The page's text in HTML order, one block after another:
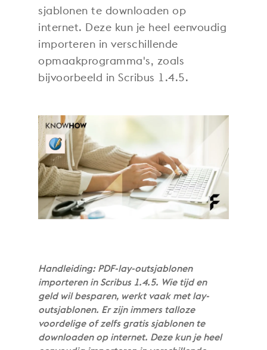
sjablonen te downloaden op
internet. Deze kun je heel eenvoudig
importeren in verschillende
opmaakprogramma's, zoals
bijvoorbeeld in Scribus 1.4.5.
Handleiding: PDF-lay-outsjablonen
importeren in Scribus 1.4.5. Wie tijd en
geld wil besparen, werkt vaak met lay-
outsjablonen. Er zijn immers talloze
voordelige of zelfs gratis sjablonen te
downloaden op internet. Deze kun je heel